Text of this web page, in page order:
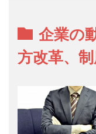
企業の
方改革、